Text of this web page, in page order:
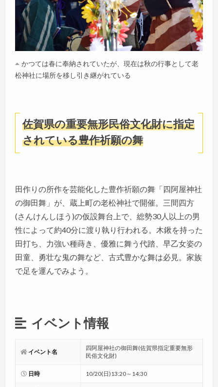
かつては春に奉納されていたが、現在は秋の行事として老
松神社に場所を移し引き継がれている
佐賀県の重要無形民俗文化財に指定
されている豊作祈願の舞
田作りの所作を芸能化した豊作祈願の舞「四阿屋神社
の御田舞」が、蔵上町の老松神社で開催。三間四方
(さんけんしほう)の仮設舞台上で、総勢30人以上の男
性によって約40分に渡り執り行われる。木鍬を持った
田打ち、力強い種蒔き、優雅に舞う代踏、早乙女姿の
田童、勇壮な鬼の舞など、古式豊かな舞は必見。家族
で足を運んでみよう。
イベント情報
イベント名
四阿屋神社の御田舞(佐賀県指定重要無形
民俗文化財)
日時 10/20(日)13:20～14:30